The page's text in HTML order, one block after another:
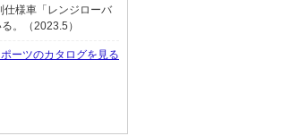
仕様車「レンジローバ
。（2023.5）
ーツのカタログを見る